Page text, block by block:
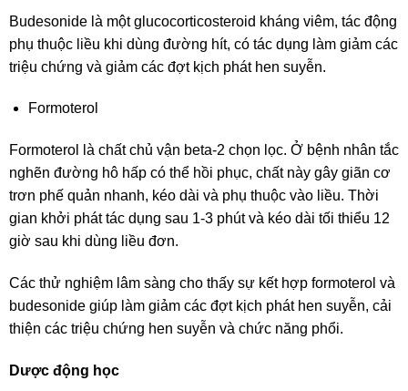
Budesonide là một glucocorticosteroid kháng viêm, tác động
phụ thuộc liều khi dùng đường hít, có tác dụng làm giảm các
triệu chứng và giảm các đợt kịch phát hen suyễn.
Formoterol
Formoterol là chất chủ vận beta-2 chọn lọc. Ở bệnh nhân tắc
nghẽn đường hô hấp có thể hồi phục, chất này gây giãn cơ
trơn phế quản nhanh, kéo dài và phụ thuộc vào liều. Thời
gian khởi phát tác dụng sau 1-3 phút và kéo dài tối thiểu 12
giờ sau khi dùng liều đơn.
Các thử nghiệm lâm sàng cho thấy sự kết hợp formoterol và
budesonide giúp làm giảm các đợt kịch phát hen suyễn, cải
thiện các triệu chứng hen suyễn và chức năng phổi.
Dược động học